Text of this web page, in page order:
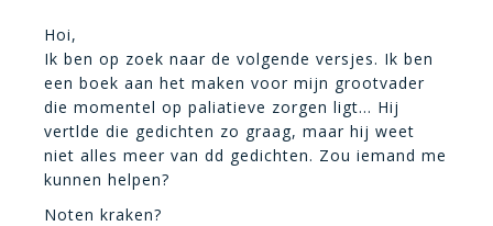
Hoi,
Ik ben op zoek naar de volgende versjes. Ik ben
een boek aan het maken voor mijn grootvader
die momentel op paliatieve zorgen ligt… Hij
vertlde die gedichten zo graag, maar hij weet
niet alles meer van dd gedichten. Zou iemand me
kunnen helpen?
Noten kraken?